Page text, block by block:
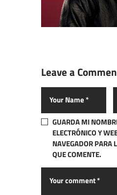
Leave a
GUARDA MI
ELECTRÓNICO Y
NAVEGADOR PARA
QUE COMENTE.